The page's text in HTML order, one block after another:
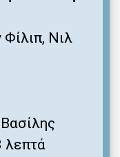
Φίλιπ, Νιλ
λεπτά